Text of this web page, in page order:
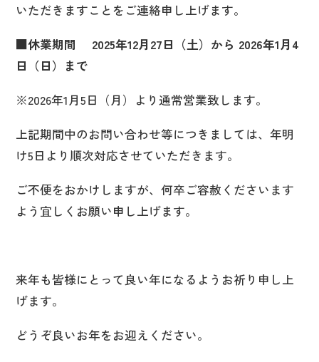
いただきますことをご連絡申し上げます。
■休業期間 2025年12月27日（土）から 2026年1月4
日（日）まで
※2026年1月5日（月）より通常営業致します。
上記期間中のお問い合わせ等につきましては、年明
け5日より順次対応させていただきます。
ご不便をおかけしますが、何卒ご容赦くださいます
よう宜しくお願い申し上げます。
来年も皆様にとって良い年になるようお祈り申し上
げます。
どうぞ良いお年をお迎えください。